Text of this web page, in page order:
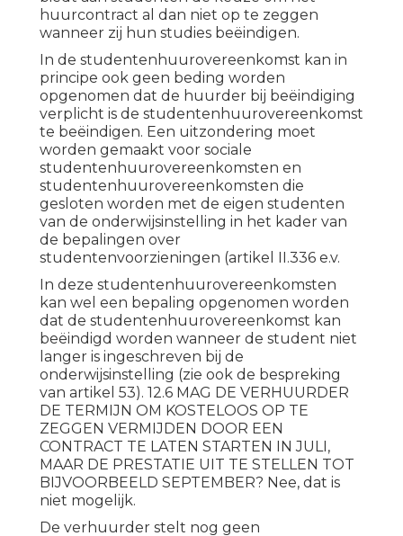
huurcontract al dan niet op te zeggen
wanneer zij hun studies beëindigen.
In de studentenhuurovereenkomst kan in
principe ook geen beding worden
opgenomen dat de huurder bij beëindiging
verplicht is de studentenhuurovereenkomst
te beëindigen. Een uitzondering moet
worden gemaakt voor sociale
studentenhuurovereenkomsten en
studentenhuurovereenkomsten die
gesloten worden met de eigen studenten
van de onderwijsinstelling in het kader van
de bepalingen over
studentenvoorzieningen (artikel II.336 e.v.
In deze studentenhuurovereenkomsten
kan wel een bepaling opgenomen worden
dat de studentenhuurovereenkomst kan
beëindigd worden wanneer de student niet
langer is ingeschreven bij de
onderwijsinstelling (zie ook de bespreking
van artikel 53). 12.6 MAG DE VERHUURDER
DE TERMIJN OM KOSTELOOS OP TE
ZEGGEN VERMIJDEN DOOR EEN
CONTRACT TE LATEN STARTEN IN JULI,
MAAR DE PRESTATIE UIT TE STELLEN TOT
BIJVOORBEELD SEPTEMBER? Nee, dat is
niet mogelijk.
De verhuurder stelt nog geen